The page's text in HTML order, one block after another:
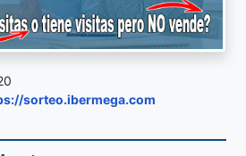
sorteo.ibermega.com